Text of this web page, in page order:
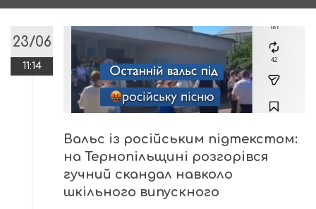
content
23/06
11:14
Вальс із російським підтекстом:
на Тернопільщині розгорівся
гучний скандал навколо
шкільного випускного